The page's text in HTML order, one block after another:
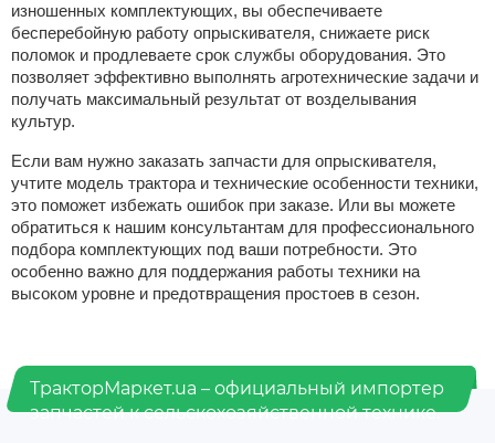
изношенных комплектующих, вы обеспечиваете
бесперебойную работу опрыскивателя, снижаете риск
поломок и продлеваете срок службы оборудования. Это
позволяет эффективно выполнять агротехнические задачи и
получать максимальный результат от возделывания
культур.
Если вам нужно заказать запчасти для опрыскивателя,
учтите модель трактора и технические особенности техники,
это поможет избежать ошибок при заказе. Или вы можете
обратиться к нашим консультантам для профессионального
подбора комплектующих под ваши потребности. Это
особенно важно для поддержания работы техники на
высоком уровне и предотвращения простоев в сезон.
ТракторМаркет.ua – официальный импортер
запчастей к сельскохозяйственной технике.